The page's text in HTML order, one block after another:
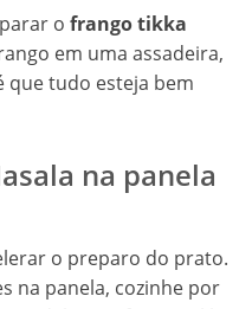
o frango tikka
em uma assadeira,
que tudo esteja bem
na panela
o preparo do prato.
na panela, cozinhe por